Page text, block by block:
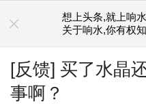
想上头条,就上响水
关于响水,你有权
[反馈] 买了水晶
事啊？